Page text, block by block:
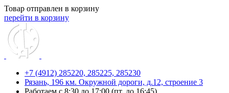
Товар отправлен в корзину
перейти в корзину
+7 (4912) 285220, 285225, 285230
Рязань, 196 км. Окружной дороги, д.12, строение 3
Работаем с 8:30 до 17:00 (пт. до 16:45)